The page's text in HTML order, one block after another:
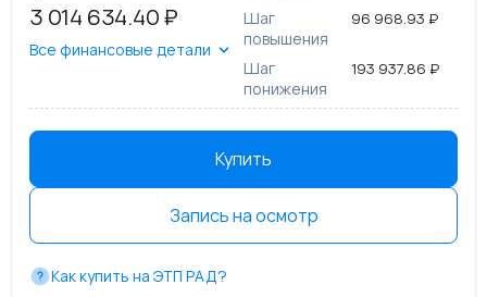
3 014 634.40 ₽
Все финансовые детали
Шаг
повышения
96 968.93 ₽
Шаг
понижения
193 937.86 ₽
Купить
Запись на осмотр
Как купить на ЭТП РАД?